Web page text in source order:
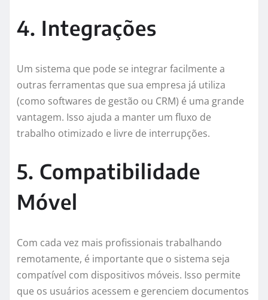
4. Integrações
Um sistema que pode se integrar facilmente a
outras ferramentas que sua empresa já utiliza
(como softwares de gestão ou CRM) é uma grande
vantagem. Isso ajuda a manter um fluxo de
trabalho otimizado e livre de interrupções.
5. Compatibilidade
Móvel
Com cada vez mais profissionais trabalhando
remotamente, é importante que o sistema seja
compatível com dispositivos móveis. Isso permite
que os usuários acessem e gerenciem documentos